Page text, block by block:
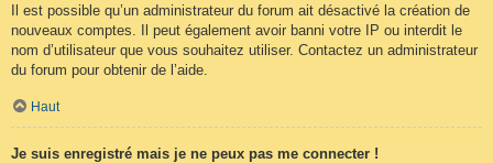
Il est possible qu’un administrateur du forum ait désactivé la création de
nouveaux comptes. Il peut également avoir banni votre IP ou interdit le
nom d’utilisateur que vous souhaitez utiliser. Contactez un administrateur
du forum pour obtenir de l’aide.
Haut
Je suis enregistré mais je ne peux pas me connecter !